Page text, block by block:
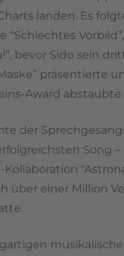
landen. Es
“Schlechtes
bevor Sido sein
präsentierte
Award abstaubte.
der
Song –
über einer Million